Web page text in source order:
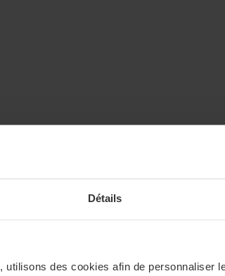
Détails
, utilisons des cookies afin de personnaliser